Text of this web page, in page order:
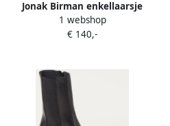
Jonak Birman enkellaarsje
van suède
1 webshop
€ 140,-